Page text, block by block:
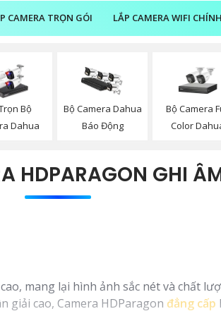
CAMERA TRỌN GÓI LẮP CAMERA WIFI
Bộ
Dahua
Bộ Camera Dahua
Báo Động
Bộ Camera
Color
HDPARAGON GHI
mang lại hình ảnh sắc nét và chất
giải cao, Camera HDParagon đẳng cấp